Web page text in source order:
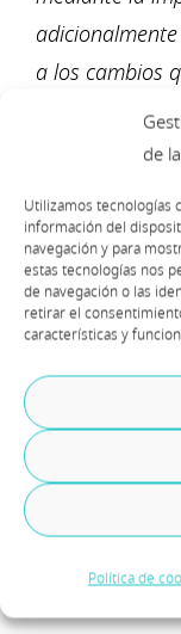
de
Utilizamos tecnologías
información del
navegación y para
estas tecnologías nos
de navegación o las
retirar el
características y
Política de
a los cambios
negocio de la